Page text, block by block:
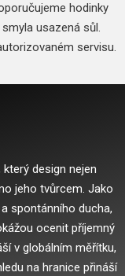
hodinky
usazená sůl.
servisu.
design nejen
jeho tvůrcem. Jako
spontánního ducha,
ocenit příjemný
v globálním měřítku,
na hranice přináší